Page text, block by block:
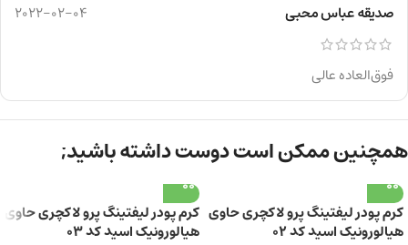
صدیقه عباس محبی 2022-02-04
فوق‌العاده عالی
همچنین ممکن است دوست داشته باشید;
کرم پودر لیفتینگ پرو لاکچری حاوی
هیالورونیک اسید کد 02
کرم پودر لیفتینگ پرو لاکچری حاوی
هیالورونیک اسید کد 03